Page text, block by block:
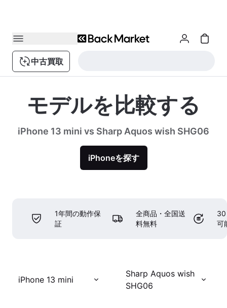
中古買取
モデルを比較する
iPhone 13 mini vs Sharp Aquos wish SHG06
iPhoneを探す
1年間の動作保
証
全商品・全国送
料無料
30
可
iPhone 13 mini
Sharp Aquos wish
SHG06